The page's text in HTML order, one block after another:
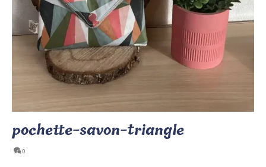
pochette-savon-triangle
0